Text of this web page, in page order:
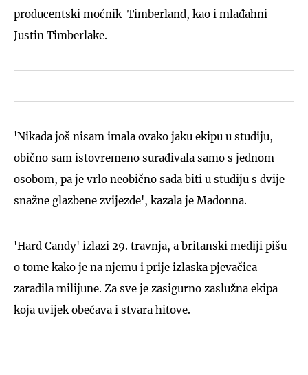
producentski moćnik Timberland, kao i mlađahni
Justin Timberlake.
'Nikada još nisam imala ovako jaku ekipu u studiju,
obično sam istovremeno surađivala samo s jednom
osobom, pa je vrlo neobično sada biti u studiju s dvije
snažne glazbene zvijezde', kazala je Madonna.
'Hard Candy' izlazi 29. travnja, a britanski mediji pišu
o tome kako je na njemu i prije izlaska pjevačica
zaradila milijune. Za sve je zasigurno zaslužna ekipa
koja uvijek obećava i stvara hitove.